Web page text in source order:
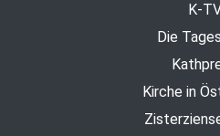
K-
Die
Kirche in